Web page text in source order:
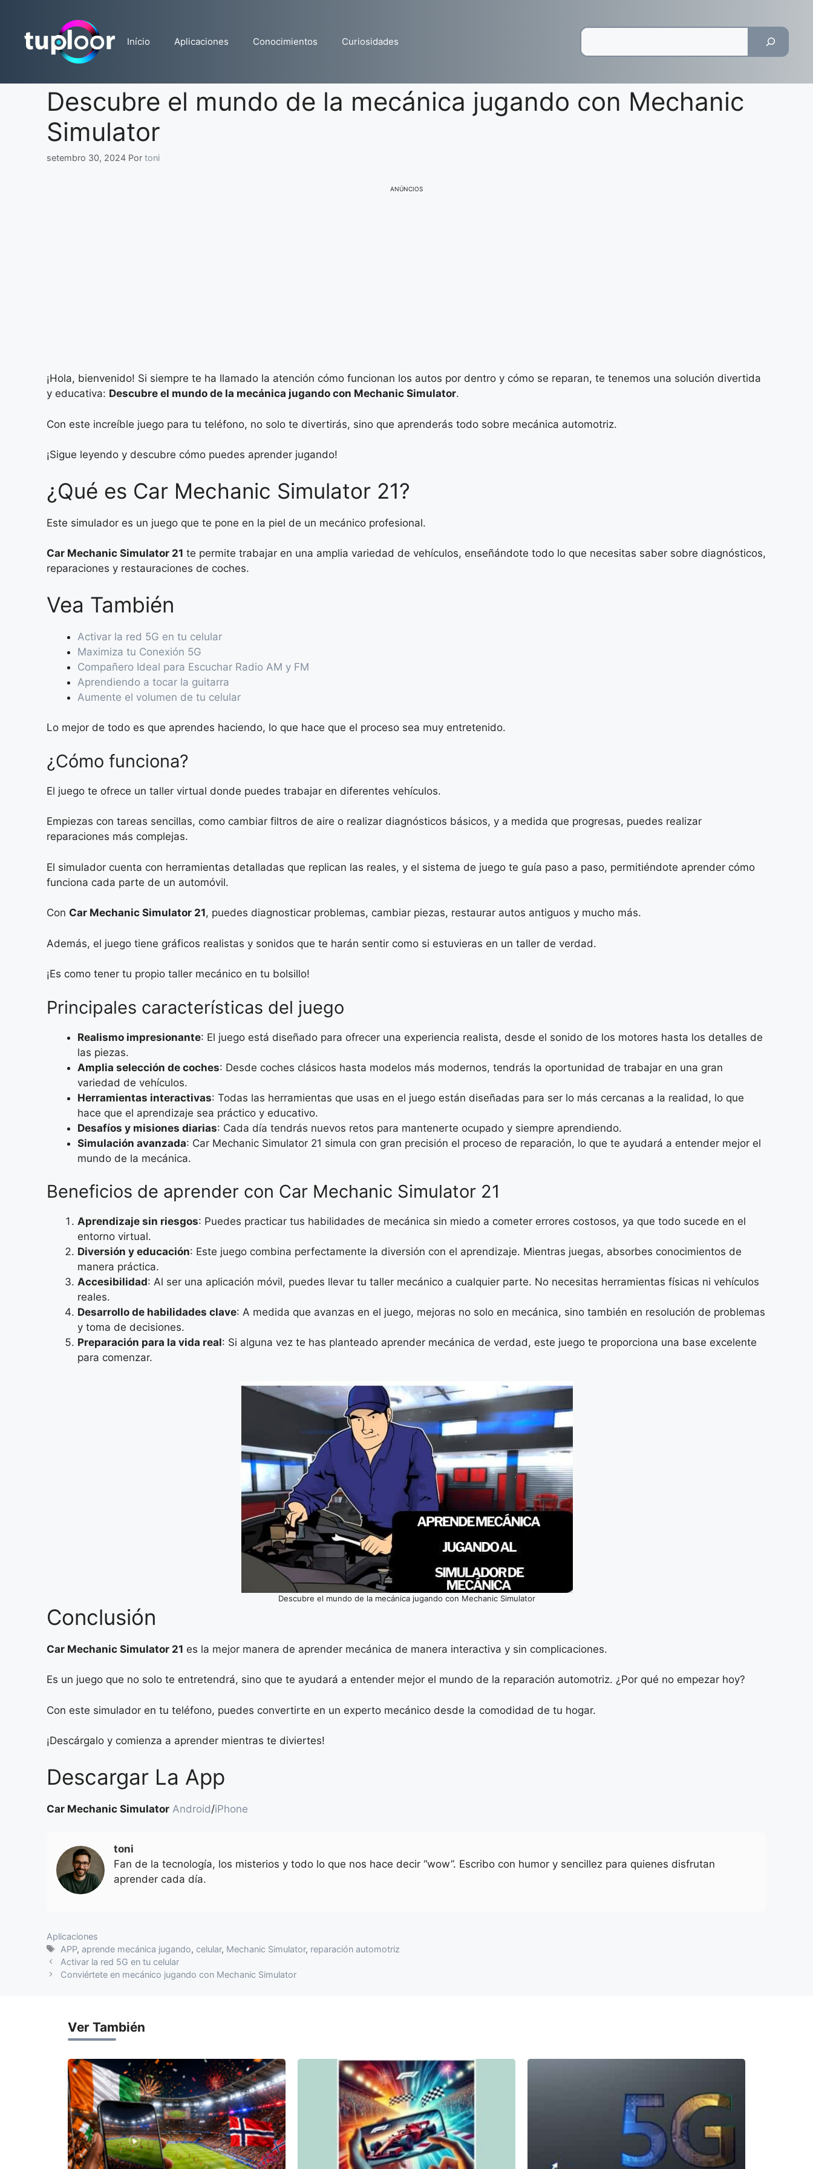
conteúdo
Início Aplicaciones Conocimientos Curiosidades
Descubre el mundo de la mecánica jugando con Mechanic
Simulator
setembro 30, 2024 Por toni
ANÚNCIOS
¡Hola, bienvenido! Si siempre te ha llamado la atención cómo funcionan los autos por dentro y cómo se reparan, te tenemos una solución divertida
y educativa: Descubre el mundo de la mecánica jugando con Mechanic Simulator.
Con este increíble juego para tu teléfono, no solo te divertirás, sino que aprenderás todo sobre mecánica automotriz.
¡Sigue leyendo y descubre cómo puedes aprender jugando!
¿Qué es Car Mechanic Simulator 21?
Este simulador es un juego que te pone en la piel de un mecánico profesional.
Car Mechanic Simulator 21 te permite trabajar en una amplia variedad de vehículos, enseñándote todo lo que necesitas saber sobre diagnósticos,
reparaciones y restauraciones de coches.
Vea También
Activar la red 5G en tu celular
Maximiza tu Conexión 5G
Compañero Ideal para Escuchar Radio AM y FM
Aprendiendo a tocar la guitarra
Aumente el volumen de tu celular
Lo mejor de todo es que aprendes haciendo, lo que hace que el proceso sea muy entretenido.
¿Cómo funciona?
El juego te ofrece un taller virtual donde puedes trabajar en diferentes vehículos.
Empiezas con tareas sencillas, como cambiar filtros de aire o realizar diagnósticos básicos, y a medida que progresas, puedes realizar
reparaciones más complejas.
El simulador cuenta con herramientas detalladas que replican las reales, y el sistema de juego te guía paso a paso, permitiéndote aprender cómo
funciona cada parte de un automóvil.
Con Car Mechanic Simulator 21, puedes diagnosticar problemas, cambiar piezas, restaurar autos antiguos y mucho más.
Además, el juego tiene gráficos realistas y sonidos que te harán sentir como si estuvieras en un taller de verdad.
¡Es como tener tu propio taller mecánico en tu bolsillo!
Principales características del juego
Realismo impresionante: El juego está diseñado para ofrecer una experiencia realista, desde el sonido de los motores hasta los detalles de
las piezas.
Amplia selección de coches: Desde coches clásicos hasta modelos más modernos, tendrás la oportunidad de trabajar en una gran
variedad de vehículos.
Herramientas interactivas: Todas las herramientas que usas en el juego están diseñadas para ser lo más cercanas a la realidad, lo que
hace que el aprendizaje sea práctico y educativo.
Desafíos y misiones diarias: Cada día tendrás nuevos retos para mantenerte ocupado y siempre aprendiendo.
Simulación avanzada: Car Mechanic Simulator 21 simula con gran precisión el proceso de reparación, lo que te ayudará a entender mejor el
mundo de la mecánica.
Beneficios de aprender con Car Mechanic Simulator 21
Aprendizaje sin riesgos: Puedes practicar tus habilidades de mecánica sin miedo a cometer errores costosos, ya que todo sucede en el
entorno virtual.
Diversión y educación: Este juego combina perfectamente la diversión con el aprendizaje. Mientras juegas, absorbes conocimientos de
manera práctica.
Accesibilidad: Al ser una aplicación móvil, puedes llevar tu taller mecánico a cualquier parte. No necesitas herramientas físicas ni vehículos
reales.
Desarrollo de habilidades clave: A medida que avanzas en el juego, mejoras no solo en mecánica, sino también en resolución de problemas
y toma de decisiones.
Preparación para la vida real: Si alguna vez te has planteado aprender mecánica de verdad, este juego te proporciona una base excelente
para comenzar.
Descubre el mundo de la mecánica jugando con Mechanic Simulator
Conclusión
Car Mechanic Simulator 21 es la mejor manera de aprender mecánica de manera interactiva y sin complicaciones.
Es un juego que no solo te entretendrá, sino que te ayudará a entender mejor el mundo de la reparación automotriz. ¿Por qué no empezar hoy?
Con este simulador en tu teléfono, puedes convertirte en un experto mecánico desde la comodidad de tu hogar.
¡Descárgalo y comienza a aprender mientras te diviertes!
Descargar La App
Car Mechanic Simulator Android/iPhone
toni
Fan de la tecnología, los misterios y todo lo que nos hace decir “wow”. Escribo con humor y sencillez para quienes disfrutan
aprender cada día.
Categorias
Aplicaciones
Tags
APP, aprende mecánica jugando,celular, Mechanic Simulator, reparación automotriz
Activar la red 5G en tu celular
Conviértete en mecánico jugando con Mechanic Simulator
Ver También